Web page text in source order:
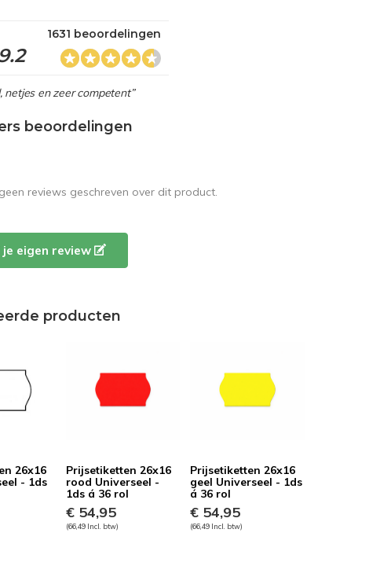
1631 beoordelingen
netjes en zeer competent”
beoordelingen
reviews geschreven over dit product.
je eigen review
producten
26x16
- 1ds
Prijsetiketten 26x16
rood Universeel -
1ds á 36 rol
€ 54,95
(66,49 Incl. btw)
Prijsetiketten 26x16
geel Universeel - 1ds
á 36 rol
€ 54,95
(66,49 Incl. btw)